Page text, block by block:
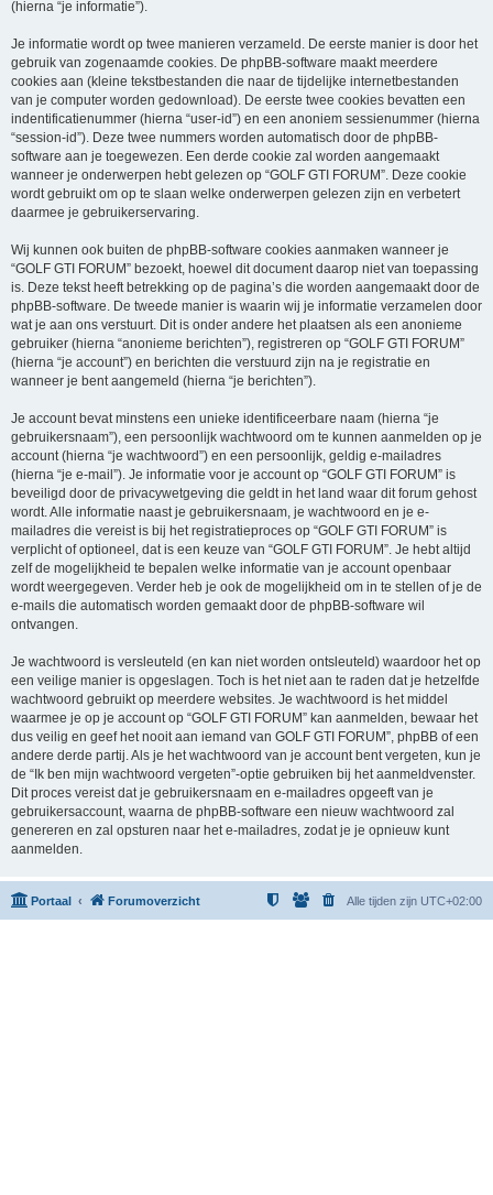
(hierna “je informatie”).
Je informatie wordt op twee manieren verzameld. De eerste manier is door het
gebruik van zogenaamde cookies. De phpBB-software maakt meerdere
cookies aan (kleine tekstbestanden die naar de tijdelijke internetbestanden
van je computer worden gedownload). De eerste twee cookies bevatten een
indentificatienummer (hierna “user-id”) en een anoniem sessienummer (hierna
“session-id”). Deze twee nummers worden automatisch door de phpBB-
software aan je toegewezen. Een derde cookie zal worden aangemaakt
wanneer je onderwerpen hebt gelezen op “GOLF GTI FORUM”. Deze cookie
wordt gebruikt om op te slaan welke onderwerpen gelezen zijn en verbetert
daarmee je gebruikerservaring.
Wij kunnen ook buiten de phpBB-software cookies aanmaken wanneer je
“GOLF GTI FORUM” bezoekt, hoewel dit document daarop niet van toepassing
is. Deze tekst heeft betrekking op de pagina’s die worden aangemaakt door de
phpBB-software. De tweede manier is waarin wij je informatie verzamelen door
wat je aan ons verstuurt. Dit is onder andere het plaatsen als een anonieme
gebruiker (hierna “anonieme berichten”), registreren op “GOLF GTI FORUM”
(hierna “je account”) en berichten die verstuurd zijn na je registratie en
wanneer je bent aangemeld (hierna “je berichten”).
Je account bevat minstens een unieke identificeerbare naam (hierna “je
gebruikersnaam”), een persoonlijk wachtwoord om te kunnen aanmelden op je
account (hierna “je wachtwoord”) en een persoonlijk, geldig e-mailadres
(hierna “je e-mail”). Je informatie voor je account op “GOLF GTI FORUM” is
beveiligd door de privacywetgeving die geldt in het land waar dit forum gehost
wordt. Alle informatie naast je gebruikersnaam, je wachtwoord en je e-
mailadres die vereist is bij het registratieproces op “GOLF GTI FORUM” is
verplicht of optioneel, dat is een keuze van “GOLF GTI FORUM”. Je hebt altijd
zelf de mogelijkheid te bepalen welke informatie van je account openbaar
wordt weergegeven. Verder heb je ook de mogelijkheid om in te stellen of je de
e-mails die automatisch worden gemaakt door de phpBB-software wil
ontvangen.
Je wachtwoord is versleuteld (en kan niet worden ontsleuteld) waardoor het op
een veilige manier is opgeslagen. Toch is het niet aan te raden dat je hetzelfde
wachtwoord gebruikt op meerdere websites. Je wachtwoord is het middel
waarmee je op je account op “GOLF GTI FORUM” kan aanmelden, bewaar het
dus veilig en geef het nooit aan iemand van GOLF GTI FORUM”, phpBB of een
andere derde partij. Als je het wachtwoord van je account bent vergeten, kun je
de “Ik ben mijn wachtwoord vergeten”-optie gebruiken bij het aanmeldvenster.
Dit proces vereist dat je gebruikersnaam en e-mailadres opgeeft van je
gebruikersaccount, waarna de phpBB-software een nieuw wachtwoord zal
genereren en zal opsturen naar het e-mailadres, zodat je je opnieuw kunt
aanmelden.
Portaal Forumoverzicht Alle tijden zijn UTC+02:00